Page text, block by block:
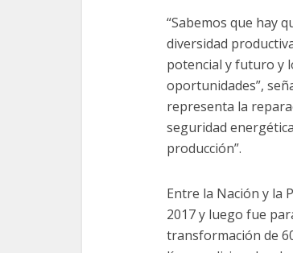
“Sabemos que hay
diversidad
potencial y futuro y
oportunidades”,
representa la
seguridad
producción”.
Entre la Nación y la
2017 y luego fue
transformación de